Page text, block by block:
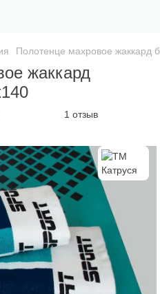
Полотенце махровое жаккард
жаккард
1 отзыв